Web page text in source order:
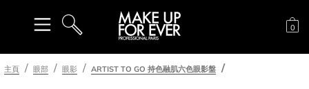
搜尋
購
0
主頁 眼部 眼影 ARTIST TO GO 持色融肌六色眼影盤